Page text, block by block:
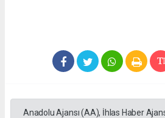
Anadolu Ajansı (AA), İhlas Haber